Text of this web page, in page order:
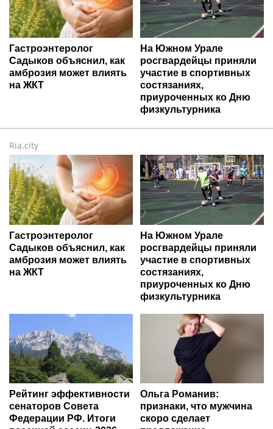
Гастроэнтеролог
Садыков объяснил, как
амброзия может влиять
на ЖКТ
На Южном Урале
росгвардейцы приняли
участие в спортивных
состязаниях,
приуроченных ко Дню
физкультурника
Ria.city
Гастроэнтеролог
Садыков объяснил, как
амброзия может влиять
на ЖКТ
На Южном Урале
росгвардейцы приняли
участие в спортивных
состязаниях,
приуроченных ко Дню
физкультурника
Рейтинг эффективности
сенаторов Совета
Федерации РФ. Итоги
Ольга Романив:
признаки, что мужчина
скоро сделает